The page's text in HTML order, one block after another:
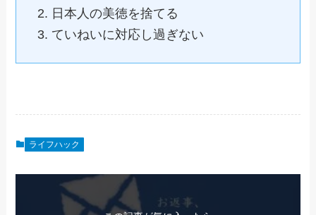
日本人の美徳を捨てる
ていねいに対応し過ぎない
ライフハック